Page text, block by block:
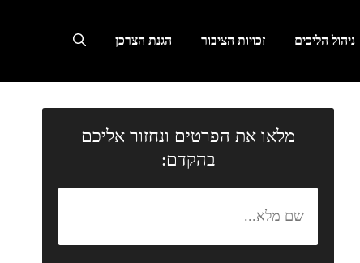
ניהול הליכים זכויות הציבור הגנת הצרכן
מלאו את הפרטים ונחזור אליכם
בהקדם: